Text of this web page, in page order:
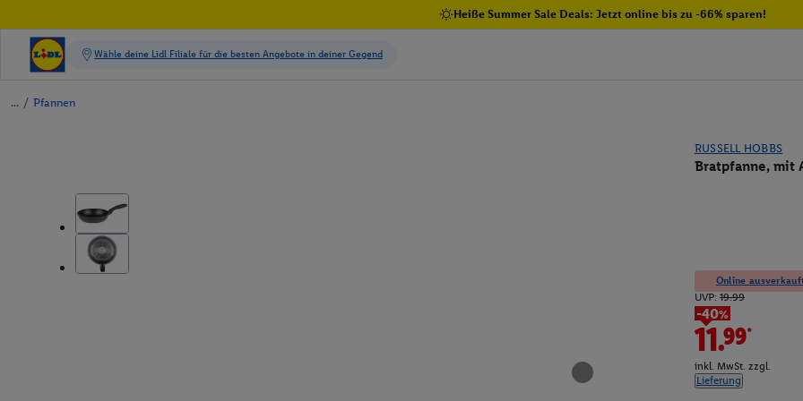
Heiße Summer Sale Deals: Jetzt online bis zu -66% sparen!
/ Pfannen
RUSSELL HOBBS
Bratpfanne, mit
Online
UVP: 19.99
-40%
11.99*
inkl. MwSt. zzgl.
Lieferung